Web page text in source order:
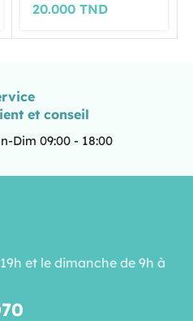
20.000 TND
et conseil
Dim 09:00 - 18:00
et le dimanche de 9h à